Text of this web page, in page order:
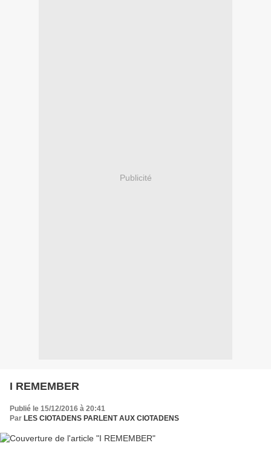
Publicité
I REMEMBER
Publié le 15/12/2016 à 20:41
Par LES CIOTADENS PARLENT AUX CIOTADENS